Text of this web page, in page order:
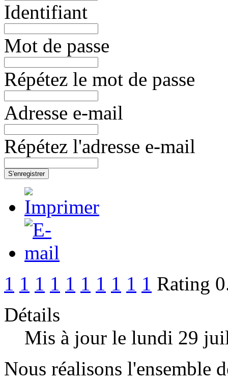
Identifiant
Mot de passe
Répétez le mot de passe
Adresse e-mail
Répétez l'adresse e-mail
S'enregistrer
1 1 1 1 1 1 1 1 1 1 Rating
Détails
Mis à jour le lundi 29
Nous réalisons l'ensemble